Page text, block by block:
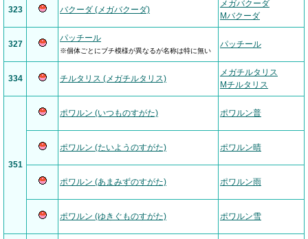
323 バクーダ (メガバクーダ)
メガバクーダ
Mバクーダ
327
パッチール
※個体ごとにブチ模様が異なるが名称は特に無い
パッチール
334 チルタリス (メガチルタリス)
メガチルタリス
Mチルタリス
351
ポワルン (いつものすがた) ポワルン普
ポワルン (たいようのすがた) ポワルン晴
ポワルン (あまみずのすがた) ポワルン雨
ポワルン (ゆきぐものすがた) ポワルン雪